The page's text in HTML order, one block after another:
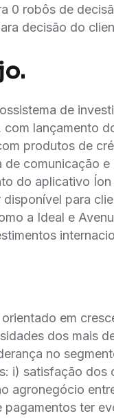
0 robôs de
decisão do
de
lançamento
produtos de
comunicação
do aplicativo
para
a Ideal e
em
dos mais
no
i) satisfação dos
agronegócio
ter